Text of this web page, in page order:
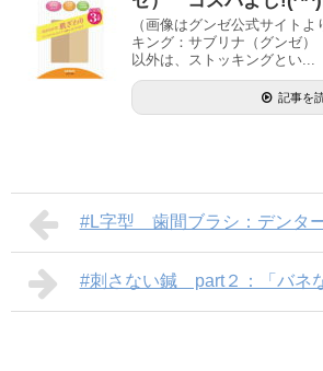
（画像はグンゼ公式サイト
キング：サブリナ（グンゼ
以外は、ストッキングとい...
記事を
#L字型 歯間ブラシ：デンタ
#刺さない鍼 part２：「バネ